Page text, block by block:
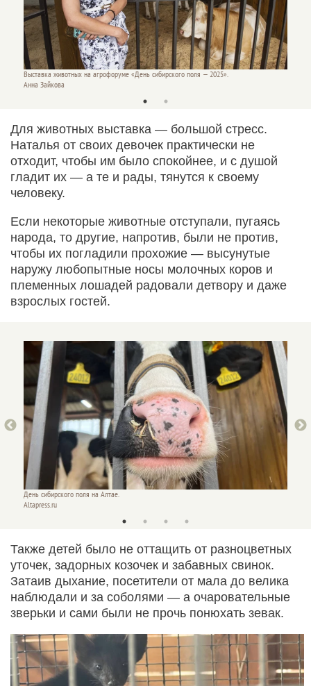
Выставка животных на агрофоруме «День сибирского поля — 2025».
Анна Зайкова
Для животных выставка — большой стресс.
Наталья от своих девочек практически не
отходит, чтобы им было спокойнее, и с душой
гладит их — а те и рады, тянутся к своему
человеку.
Если некоторые животные отступали, пугаясь
народа, то другие, напротив, были не против,
чтобы их погладили прохожие — высунутые
наружу любопытные носы молочных коров и
племенных лошадей радовали детвору и даже
взрослых гостей.
День сибирского поля на Алтае.
Altapress.ru
Также детей было не оттащить от разноцветных
уточек, задорных козочек и забавных свинок.
Затаив дыхание, посетители от мала до велика
наблюдали и за соболями — а очаровательные
зверьки и сами были не прочь понюхать зевак.